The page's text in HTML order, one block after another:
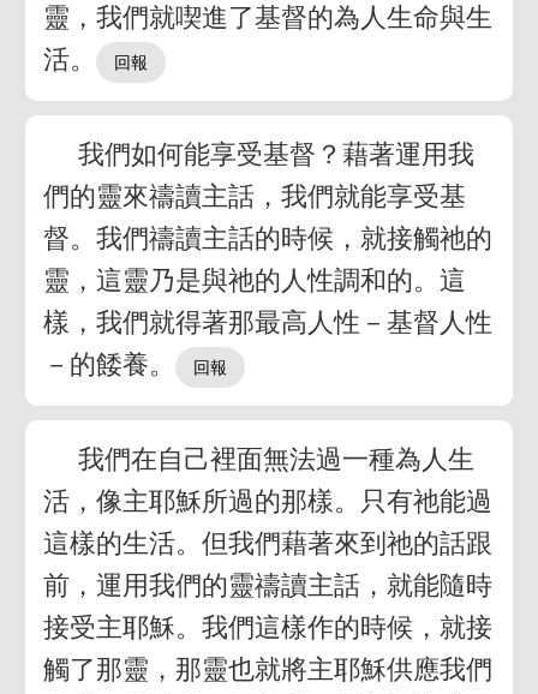
靈，我們就喫進了基督的為人生命與生
活。
我們如何能享受基督？藉著運用我
們的靈來禱讀主話，我們就能享受基
督。我們禱讀主話的時候，就接觸祂的
靈，這靈乃是與祂的人性調和的。這
樣，我們就得著那最高人性－基督人性
－的餧養。
我們在自己裡面無法過一種為人生
活，像主耶穌所過的那樣。只有祂能過
這樣的生活。但我們藉著來到祂的話跟
前，運用我們的靈禱讀主話，就能隨時
接受主耶穌。我們這樣作的時候，就接
觸了那靈，那靈也就將主耶穌供應我們